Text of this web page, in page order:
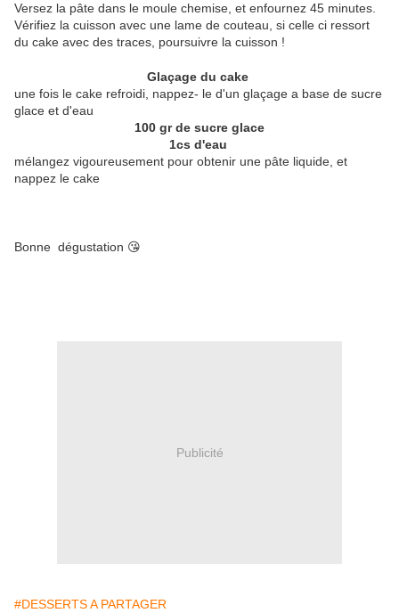
Versez la pâte dans le moule chemise, et enfournez 45 minutes.
Vérifiez la cuisson avec une lame de couteau, si celle ci ressort
du cake avec des traces, poursuivre la cuisson !
Glaçage du cake
une fois le cake refroidi, nappez- le d'un glaçage a base de sucre
glace et d'eau
100 gr de sucre glace
1cs d'eau
mélangez vigoureusement pour obtenir une pâte liquide, et
nappez le cake
Bonne dégustation 😘
Publicité
#DESSERTS A PARTAGER